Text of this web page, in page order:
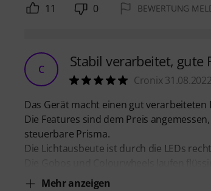
11 0 BEWERTUNG
C Stabil verarbeitet, gute
Cronix 31.08.2022
Das Gerät macht einen gut
Die Features sind dem Preis
steuerbare Prisma.
Die Lichtausbeute ist durch die LEDs
Mehr anzeigen